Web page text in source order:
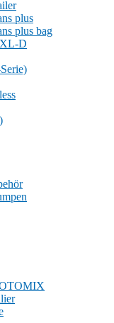
plus
plus bag
D